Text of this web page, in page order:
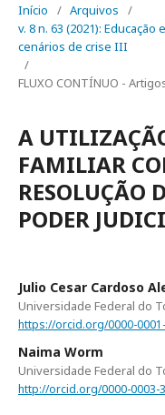
Início / Arquivos
/
v. 8 n. 63 (2021):
cenários de crise III
/
FLUXO CONTÍNUO -
A
FAMILIAR
RESOLUÇÃO
PODER
Julio Cesar Cardoso
Universidade Federal do
https://orcid.org/0000-
Naima Worm
Universidade Federal do
http://orcid.org/0000-0003-